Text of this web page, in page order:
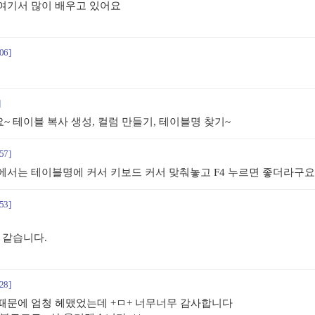
기서 많이 배우고 있어요
테이블 복사 생성, 컬럼 만들기, 테이블명 찾기~
서는 테이블명에 커서 키보드 커서 맞춰놓고 F4 누르면 좋더라구
습니다.
문에 엄청 헤맸었는데 +ㅁ+ 너무너무 감사합니다